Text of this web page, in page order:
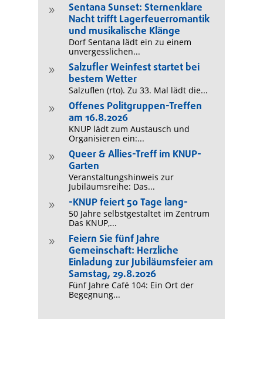
9
Sentana Sunset: Sternenklare
Nacht trifft Lagerfeuerromantik
und musikalische Klänge
Dorf Sentana lädt ein zu einem
unvergesslichen...
9
Salzufler Weinfest startet bei
bestem Wetter
Salzuflen (rto). Zu 33. Mal lädt die...
9
Offenes Politgruppen-Treffen
am 16.8.2026
KNUP lädt zum Austausch und
Organisieren ein:...
9
Queer & Allies-Treff im KNUP-
Garten
Veranstaltungshinweis zur
Jubiläumsreihe: Das...
9 -KNUP feiert 50 Tage lang-
50 Jahre selbstgestaltet im Zentrum
Das KNUP,...
9
Feiern Sie fünf Jahre
Gemeinschaft: Herzliche
Einladung zur Jubiläumsfeier am
Samstag, 29.8.2026
Fünf Jahre Café 104: Ein Ort der
Begegnung...